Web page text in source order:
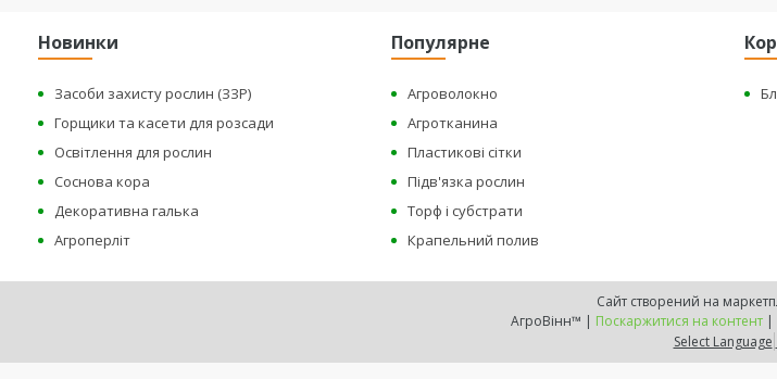
Новинки
Засоби захисту рослин (ЗЗР)
Горщики та касети для розсади
Освітлення для рослин
Соснова кора
Декоративна галька
Агроперліт
Популярне
Агроволокно
Агротканина
Пластикові сітки
Підв'язка рослин
Торф і субстрати
Крапельний полив
Сайт створений на
АгроВінн™ | Поскаржитися на контент |
Select Language